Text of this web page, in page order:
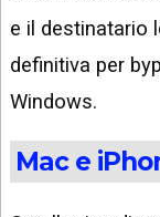
e il destinatario
definitiva per
Windows.
Mac e